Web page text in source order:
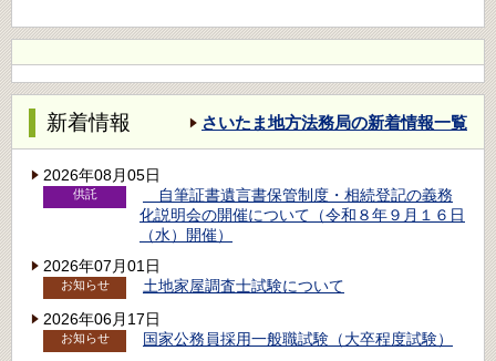
さいたま地方法務局の新着情報一覧
新着情報
2026年08月05日
供託
自筆証書遺言書保管制度・相続登記の義務
化説明会の開催について（令和８年９月１６日
（水）開催）
2026年07月01日
お知らせ
土地家屋調査士試験について
2026年06月17日
お知らせ
国家公務員採用一般職試験（大卒程度試験）